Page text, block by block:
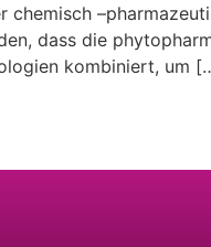
chemisch
dass die
kombiniert, um